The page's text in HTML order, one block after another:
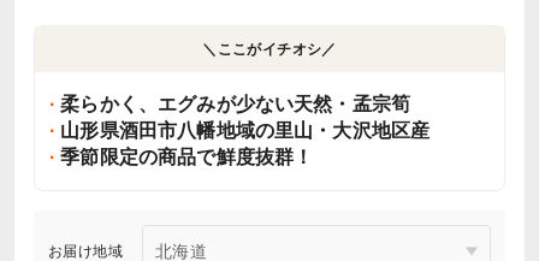
＼ここがイチオシ／
柔らかく、エグみが少ない天然・孟宗筍
山形県酒田市八幡地域の里山・大沢地区産
季節限定の商品で鮮度抜群！
お届け地域